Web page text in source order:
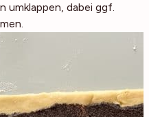
umklappen, dabei ggf.